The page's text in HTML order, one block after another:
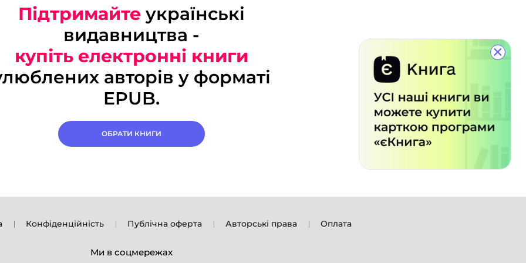
×
Підтримайте українські
видавництва -
купіть електронні книги
авторів у форматі
EPUB.
ОБРАТИ КНИГИ
Конфіденційність Публічна оферта Авторські права Оплата
Ми в соцмережах